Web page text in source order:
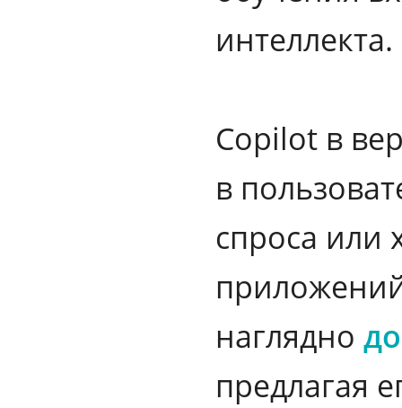
интеллекта.
Copilot в
в
спроса или
наглядно
предлагая